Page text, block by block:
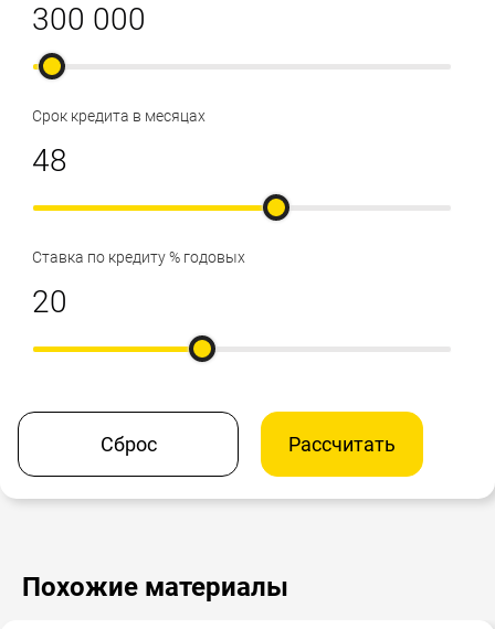
Срок кредита в месяцах
Ставка по кредиту % годовых
Сброс Рассчитать
Похожие материалы